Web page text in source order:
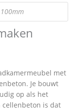
met
Je bouwt
op als het
cellenbeton is dat